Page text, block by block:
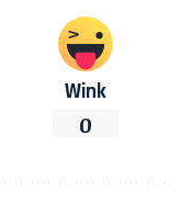
Wink
0